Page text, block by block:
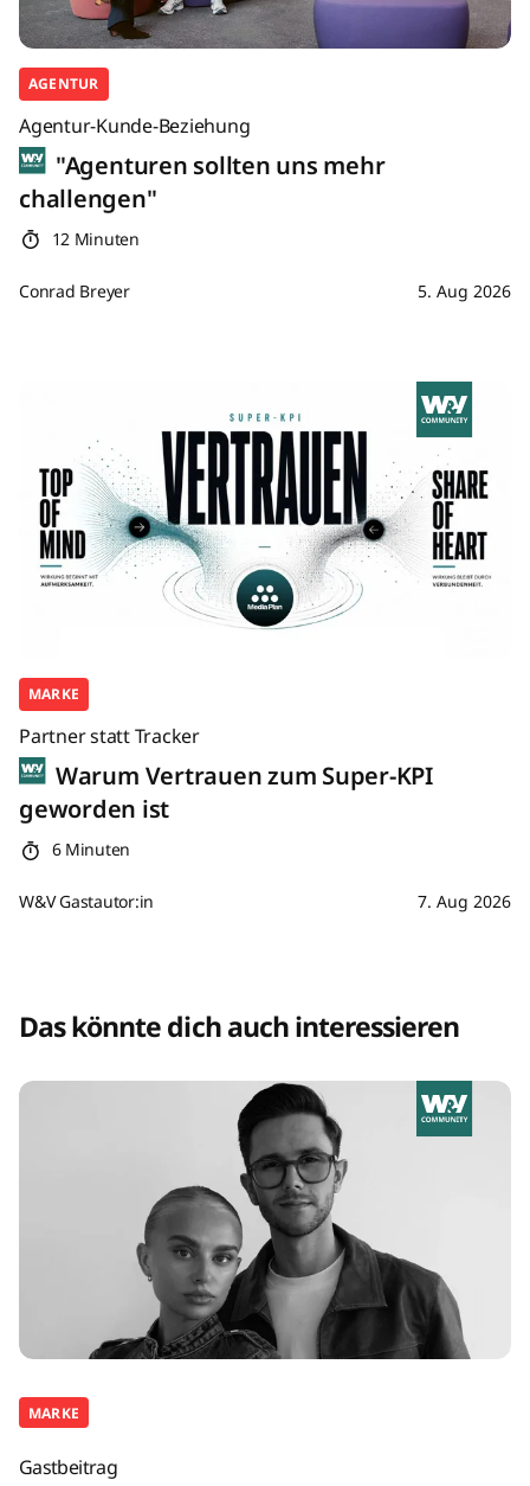
AGENTUR
Agentur-Kunde-Beziehung
"Agenturen sollten uns mehr
challengen"
12 Minuten
Conrad Breyer 5. Aug 2026
MARKE
Partner statt Tracker
Warum Vertrauen zum Super-KPI
geworden ist
6 Minuten
W&V Gastautor:in 7. Aug 2026
Das könnte dich auch interessieren
MARKE
Gastbeitrag